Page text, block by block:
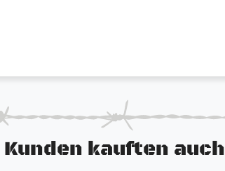
Kunden kauften auch